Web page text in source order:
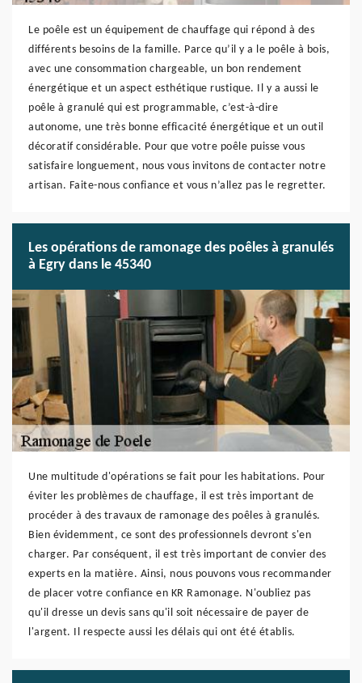
Le poêle est un équipement de chauffage qui répond à des
différents besoins de la famille. Parce qu’il y a le poêle à bois,
avec une consommation chargeable, un bon rendement
énergétique et un aspect esthétique rustique. Il y a aussi le
poêle à granulé qui est programmable, c’est-à-dire
autonome, une très bonne efficacité énergétique et un outil
décoratif considérable. Pour que votre poêle puisse vous
satisfaire longuement, nous vous invitons de contacter notre
artisan. Faite-nous confiance et vous n’allez pas le regretter.
Les opérations de ramonage des poêles à granulés
à Egry dans le 45340
Une multitude d'opérations se fait pour les habitations. Pour
éviter les problèmes de chauffage, il est très important de
procéder à des travaux de ramonage des poêles à granulés.
Bien évidemment, ce sont des professionnels devront s'en
charger. Par conséquent, il est très important de convier des
experts en la matière. Ainsi, nous pouvons vous recommander
de placer votre confiance en KR Ramonage. N'oubliez pas
qu'il dresse un devis sans qu'il soit nécessaire de payer de
l'argent. Il respecte aussi les délais qui ont été établis.